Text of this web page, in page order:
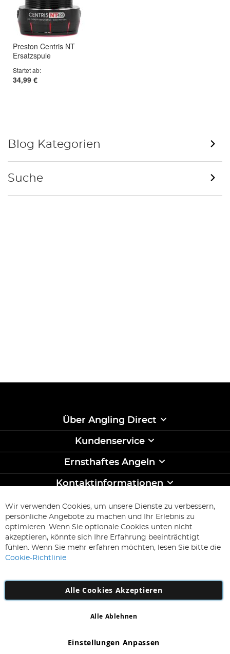
Preston Centris NT
Ersatzspule
Startet ab
34,99 €
Blog Kategorien
Suche
Über Angling Direct
Kundenservice
Ernsthaftes Angeln
Kontaktinformationen
ABONNIEREN & SPAREN
Melden
Sie
unseren
Newsletter
Abonnieren
Firmennummer: 863029607
Wir verwenden Cookies, um unsere Dienste zu verbessern,
persönliche Angebote zu machen und Ihr Erlebnis zu
optimieren. Wenn Sie optionale Cookies unten nicht
akzeptieren, könnte sich Ihre Erfahrung beeinträchtigt
fühlen. Wenn Sie mehr erfahren möchten, lesen Sie bitte die
Cookie-Richtlinie
Alle Cookies Akzeptieren
Einstellungen Anpassen
Alle Ablehnen